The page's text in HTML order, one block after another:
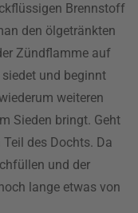
Brennstoff
den ölgetränkten
Zündflamme auf
und beginnt
weiteren
Sieden bringt. Geht
des Dochts. Da
und der
lange etwas von